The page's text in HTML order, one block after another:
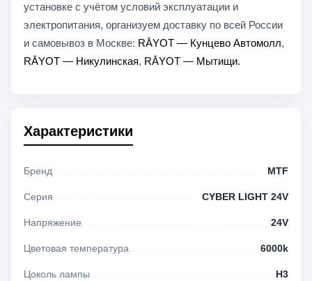
установке с учётом условий эксплуатации и
электропитания, организуем доставку по всей России
и самовывоз в Москве: RĀYOT — Кунцево Автомолл,
RĀYOT — Никулинская, RĀYOT — Мытищи.
Характеристики
Бренд MTF
Серия CYBER LIGHT 24V
Напряжение 24V
Цветовая температура 6000k
Цоколь лампы H3